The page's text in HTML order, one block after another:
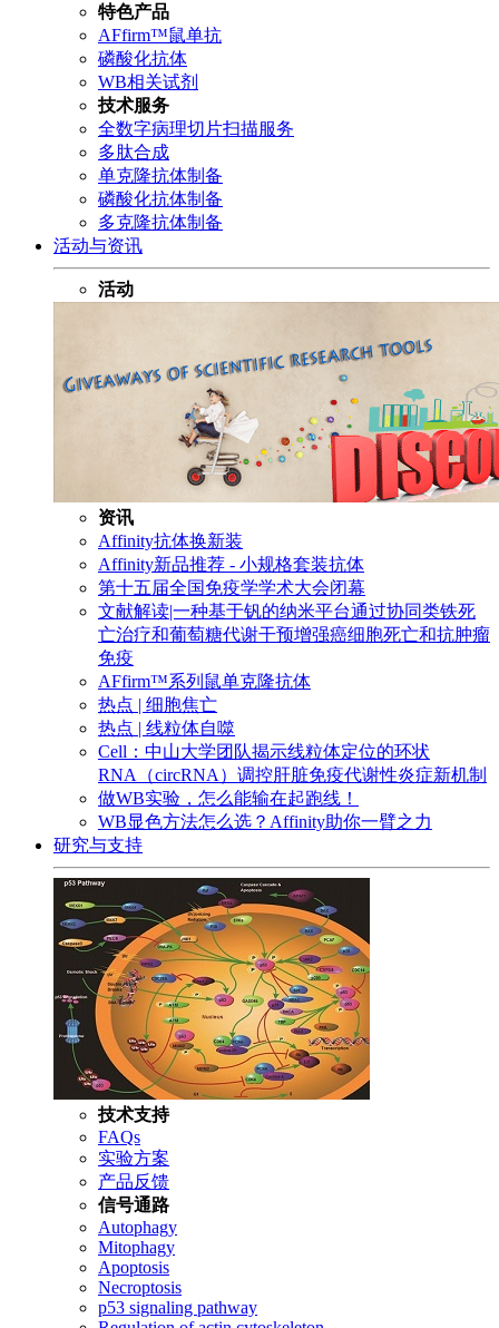
特色产品
AFfirm™鼠单抗
磷酸化抗体
WB相关试剂
技术服务
全数字病理切片扫描服务
多肽合成
单克隆抗体制备
磷酸化抗体制备
多克隆抗体制备
活动与资讯
活动
资讯
Affinity抗体换新装
Affinity新品推荐 - 小规格套装抗体
第十五届全国免疫学学术大会闭幕
文献解读|一种基于钒的纳米平台通过协同类铁死
亡治疗和葡萄糖代谢干预增强癌细胞死亡和抗肿瘤
免疫
AFfirm™系列鼠单克隆抗体
热点 | 细胞焦亡
热点 | 线粒体自噬
Cell：中山大学团队揭示线粒体定位的环状
RNA（circRNA）调控肝脏免疫代谢性炎症新机制
做WB实验，怎么能输在起跑线！
WB显色方法怎么选？Affinity助你一臂之力
研究与支持
技术支持
FAQs
实验方案
产品反馈
信号通路
Autophagy
Mitophagy
Apoptosis
Necroptosis
p53 signaling pathway